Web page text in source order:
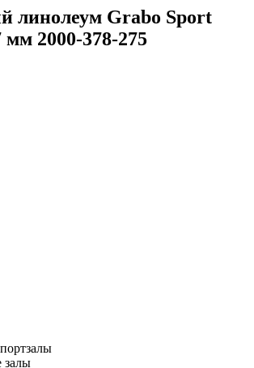
линолеум Grabo Sport
мм 2000-378-275
залы